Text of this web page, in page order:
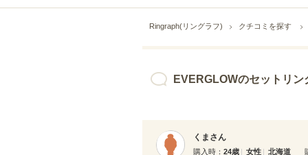
Ringraph(リングラフ) クチコミを探す
EVERGLOWのセットリングで、自然が好き
くまさん
購入時 24歳 女性 北海道